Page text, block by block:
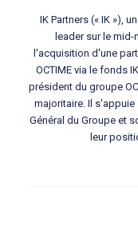
IK Partners (« IK »),
leader sur le
l'acquisition d'une
OCTIME via le fonds
président du groupe
majoritaire. Il s'appuie
Général du Groupe et
leur